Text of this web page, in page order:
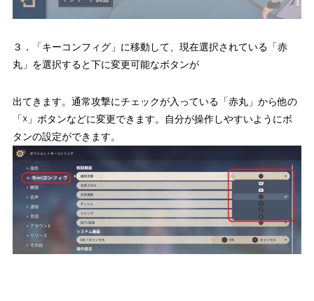
３．「キーコンフィグ」に移動して、現在選択されている「赤
丸」を選択すると下に変更可能なボタンが
出てきます。通常攻撃にチェックが入っている「赤丸」から他の
「☓」ボタンなどに変更できます。自分が操作しやすいようにボ
タンの設定ができます。